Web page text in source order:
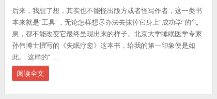
后来，我想了想，其实也不能怪出版方或者怪写作者，这一类书
本来就是“工具”，无论怎样想尽办法去抹掉它身上“成功学”的气
息，都不能改变它最终呈现出来的样子。北京大学睡眠医学专家
孙伟博士撰写的《失眠疗愈》这本书，给我的第一印象便是如
此。 这样的“ ...
阅读全文